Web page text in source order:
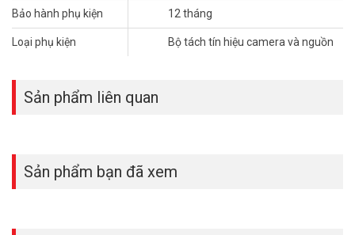
Bảo hành phụ kiện 12 tháng
Loại phụ kiện Bộ tách tín hiệu camera và nguồn
Sản phẩm liên quan
Sản phẩm bạn đã xem